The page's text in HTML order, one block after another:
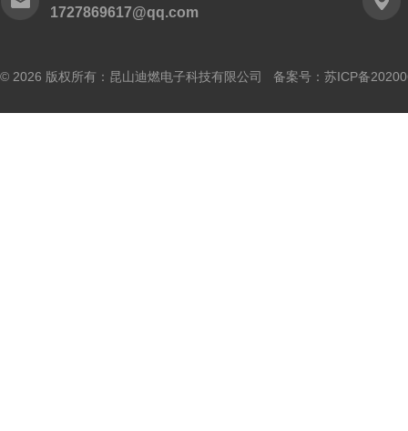
1727869617@qq.com
© 2026 版权所有：昆山迪燃电子科技有限公司 备案号： 苏ICP备